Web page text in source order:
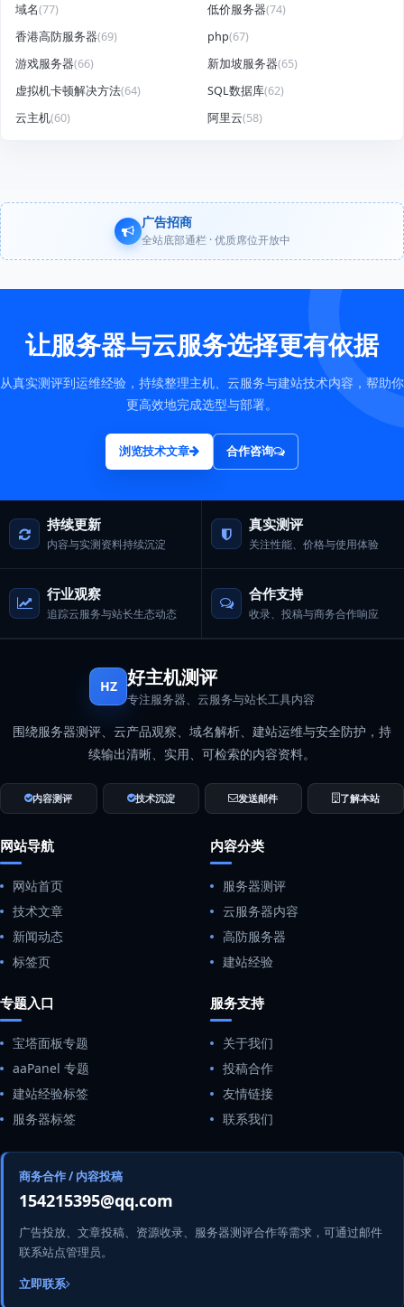
域名(77) 低价服务器(74)
香港高防服务器(69) php(67)
游戏服务器(66) 新加坡服务器(65)
虚拟机卡顿解决方法(64) SQL数据库(62)
云主机(60) 阿里云(58)
广告招商
全站底部通栏 · 优质席位开放中
让服务器与云服务选择更有依据
从真实测评到运维经验，持续整理主机、云服务与建站技术内容，帮助你
更高效地完成选型与部署。
浏览技术文章 合作咨询
持续更新
内容与实测资料持续沉淀
真实测评
关注性能、价格与使用体验
行业观察
追踪云服务与站长生态动态
合作支持
收录、投稿与商务合作响应
HZ 好主机测评
专注服务器、云服务与站长工具内容
围绕服务器测评、云产品观察、域名解析、建站运维与安全防护，持
续输出清晰、实用、可检索的内容资料。
内容测评 技术沉淀 发送邮件 了解本站
网站导航
网站首页
技术文章
新闻动态
标签页
内容分类
服务器测评
云服务器内容
高防服务器
建站经验
专题入口
宝塔面板专题
aaPanel 专题
建站经验标签
服务器标签
服务支持
关于我们
投稿合作
友情链接
联系我们
商务合作 / 内容投稿
154215395@qq.com
广告投放、文章投稿、资源收录、服务器测评合作等需求，可通过邮件
联系站点管理员。
立即联系